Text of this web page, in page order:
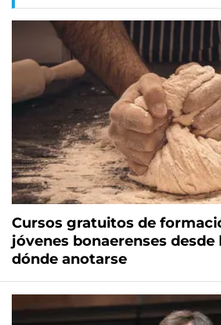
Cursos gratuitos de
jóvenes bonaerenses desde
dónde anotarse